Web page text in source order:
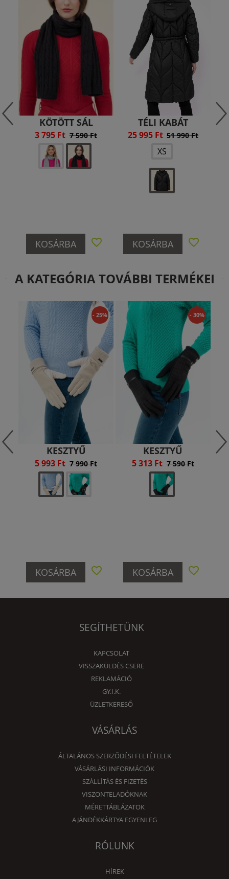
KÖTÖTT SÁL
3 795 Ft 7 590 Ft
KOSÁRBA
TÉLI KABÁT
25 995 Ft 51 990 Ft
XS
KOSÁRBA
A KATEGÓRIA TOVÁBBI TERMÉKEI
- 25%
KESZTYŰ
5 993 Ft 7 990 Ft
KOSÁRBA
- 30%
KESZTYŰ
5 313 Ft 7 590 Ft
KOSÁRBA
SEGÍTHETÜNK
KAPCSOLAT
VISSZAKÜLDÉS CSERE
REKLAMÁCIÓ
GY.I.K.
ÜZLETKERESŐ
VÁSÁRLÁS
ÁLTALÁNOS SZERZŐDÉSI FELTÉTELEK
VÁSÁRLÁSI INFORMÁCIÓK
SZÁLLÍTÁS ÉS FIZETÉS
VISZONTELADÓKNAK
MÉRETTÁBLÁZATOK
AJÁNDÉKKÁRTYA EGYENLEG
RÓLUNK
HÍREK